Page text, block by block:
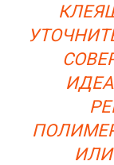
ИЛИ